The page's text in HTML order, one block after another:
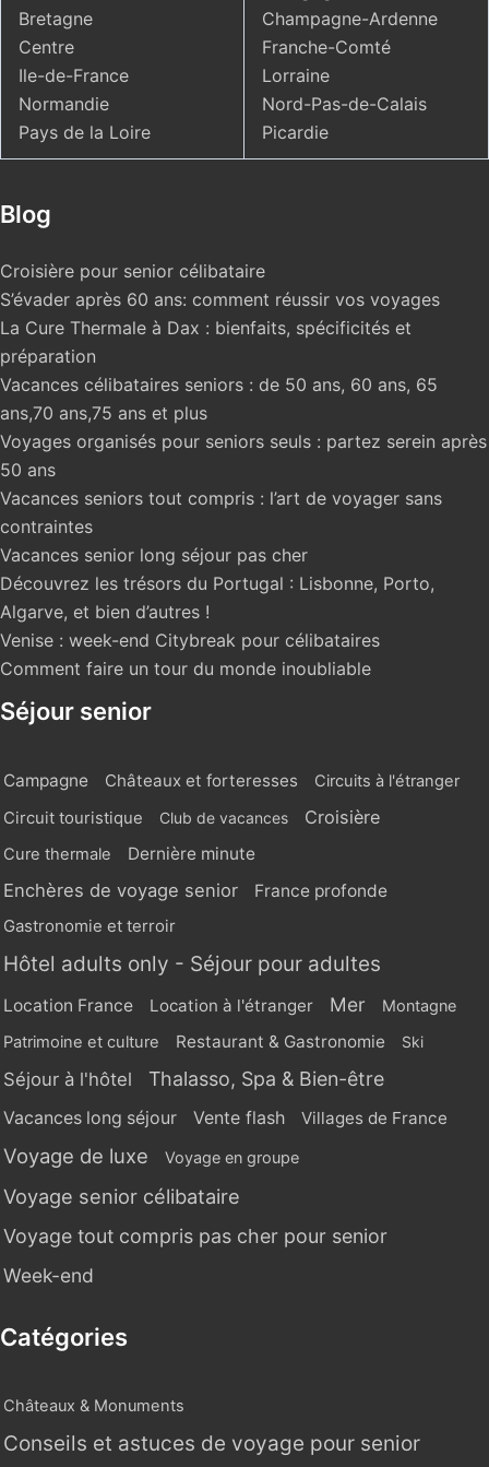
Bretagne
Centre
Ile-de-France
Normandie
Pays de la Loire
Champagne-Ardenne
Franche-Comté
Lorraine
Nord-Pas-de-Calais
Picardie
Blog
Croisière pour senior célibataire
S’évader après 60 ans: comment réussir vos voyages
La Cure Thermale à Dax : bienfaits, spécificités et
préparation
Vacances célibataires seniors : de 50 ans, 60 ans, 65
ans,70 ans,75 ans et plus
Voyages organisés pour seniors seuls : partez serein après
50 ans
Vacances seniors tout compris : l’art de voyager sans
contraintes
Vacances senior long séjour pas cher
Découvrez les trésors du Portugal : Lisbonne, Porto,
Algarve, et bien d’autres !
Venise : week-end Citybreak pour célibataires
Comment faire un tour du monde inoubliable
Séjour senior
Campagne Châteaux et forteresses
Circuits à l'étranger
Circuit touristique
Club de vacances Croisière
Cure thermale Dernière minute
Enchères de voyage senior
France profonde
Gastronomie et terroir
Hôtel adults only - Séjour pour adultes
Location France Location à l'étranger Mer Montagne
Patrimoine et culture Restaurant & Gastronomie Ski
Séjour à l'hôtel Thalasso, Spa & Bien-être
Vacances long séjour Vente flash Villages de France
Voyage de luxe Voyage en groupe
Voyage senior célibataire
Voyage tout compris pas cher pour senior
Week-end
Catégories
Châteaux & Monuments
Conseils et astuces de voyage pour senior